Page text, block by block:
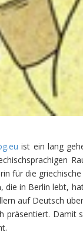
ist ein lang
für die griechische
die in Berlin lebt,
auf Deutsch
präsentiert. Damit